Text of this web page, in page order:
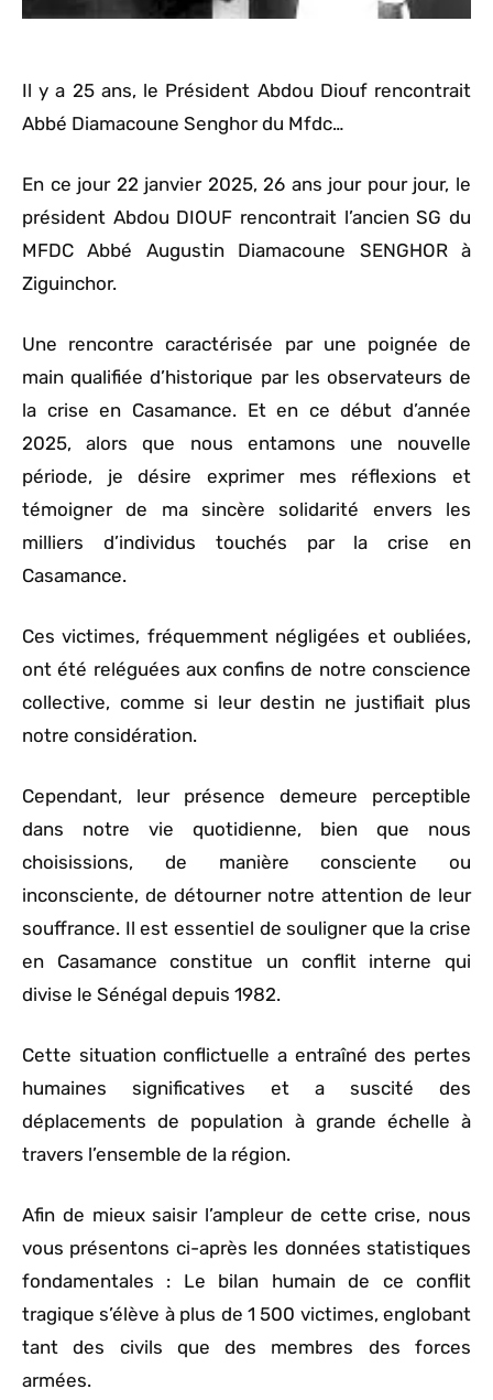
Il y a 25 ans, le Président Abdou Diouf rencontrait
Abbé Diamacoune Senghor du Mfdc…
En ce jour 22 janvier 2025, 26 ans jour pour jour, le
président Abdou DIOUF rencontrait l’ancien SG du
MFDC Abbé Augustin Diamacoune SENGHOR à
Ziguinchor.
Une rencontre caractérisée par une poignée de
main qualifiée d’historique par les observateurs de
la crise en Casamance. Et en ce début d’année
2025, alors que nous entamons une nouvelle
période, je désire exprimer mes réflexions et
témoigner de ma sincère solidarité envers les
milliers d’individus touchés par la crise en
Casamance.
Ces victimes, fréquemment négligées et oubliées,
ont été reléguées aux confins de notre conscience
collective, comme si leur destin ne justifiait plus
notre considération.
Cependant, leur présence demeure perceptible
dans notre vie quotidienne, bien que nous
choisissions, de manière consciente ou
inconsciente, de détourner notre attention de leur
souffrance. Il est essentiel de souligner que la crise
en Casamance constitue un conflit interne qui
divise le Sénégal depuis 1982.
Cette situation conflictuelle a entraîné des pertes
humaines significatives et a suscité des
déplacements de population à grande échelle à
travers l’ensemble de la région.
Afin de mieux saisir l’ampleur de cette crise, nous
vous présentons ci-après les données statistiques
fondamentales : Le bilan humain de ce conflit
tragique s’élève à plus de 1 500 victimes, englobant
tant des civils que des membres des forces
armées.